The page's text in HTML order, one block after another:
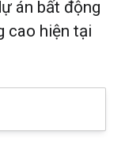
án bất động
cao hiện tại